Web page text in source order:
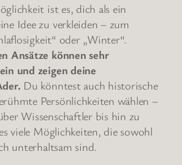
ist es, dich als ein
Idee zu verkleiden – zum
oder „Winter“.
Ansätze können sehr
und zeigen deine
Du könntest auch historische
Persönlichkeiten wählen –
Wissenschaftler bis hin zu
viele Möglichkeiten, die sowohl
unterhaltsam sind.